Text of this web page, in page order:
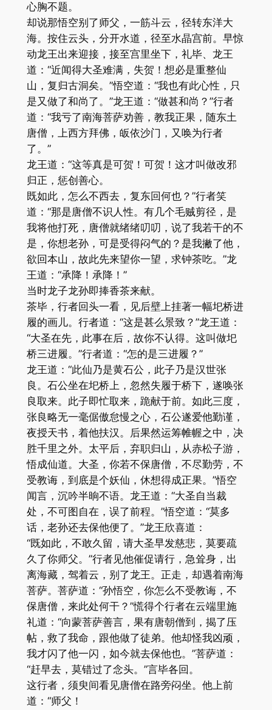
心胸不题。
却说那悟空别了师父，一筋斗云，径转东洋大
海。按住云头，分开水道，径至水晶宫前。早惊
动龙王出来迎接，接至宫里坐下，礼毕、龙王
道：“近闻得大圣难满，失贺！想必是重整仙
山，复归古洞矣。”悟空道：“我也有此心性，只
是又做了和尚了。”龙王道：“做甚和尚？”行者
道：“我亏了南海菩萨劝善，教我正果，随东土
唐僧，上西方拜佛，皈依沙门，又唤为行者
了。”
龙王道：“这等真是可贺！可贺！这才叫做改邪
归正，惩创善心。
既如此，怎么不西去，复东回何也？”行者笑
道：“那是唐僧不识人性。有几个毛贼剪径，是
我将他打死，唐僧就绪绪叨叨，说了我若干的不
是，你想老孙，可是受得闷气的？是我撇了他，
欲回本山，故此先来望你一望，求钟茶吃。”龙
王道：“承降！承降！”
当时龙子龙孙即捧香茶来献。
茶毕，行者回头一看，见后壁上挂著一幅圯桥进
履的画儿。行者道：“这是甚么景致？”龙王道：
“大圣在先，此事在后，故你不认得。这叫做圯
桥三进履。”行者道：“怎的是三进履？”
龙王道：“此仙乃是黄石公，此子乃是汉世张
良。石公坐在圯桥上，忽然失履于桥下，遂唤张
良取来。此子即忙取来，跪献于前。如此三度，
张良略无一毫倨傲怠慢之心，石公遂爱他勤谨，
夜授天书，着他扶汉。后果然运筹帷幄之中，决
胜千里之外。太平后，弃职归山，从赤松子游，
悟成仙道。大圣，你若不保唐僧，不尽勤劳，不
受教诲，到底是个妖仙，休想得成正果。”悟空
闻言，沉吟半晌不语。龙王道：“大圣自当裁
处，不可图自在，误了前程。”悟空道：“莫多
话，老孙还去保他便了。”龙王欣喜道：
“既如此，不敢久留，请大圣早发慈悲，莫要疏
久了你师父。”行者见他催促请行，急耸身，出
离海藏，驾着云，别了龙王。正走，却遇着南海
菩萨。菩萨道：“孙悟空，你怎么不受教诲，不
保唐僧，来此处何干？”慌得个行者在云端里施
礼道：“向蒙菩萨善言，果有唐朝僧到，揭了压
帖，救了我命，跟他做了徒弟。他却怪我凶顽，
我才闪了他一闪，如今就去保他也。”菩萨道：
“赶早去，莫错过了念头。”言毕各回。
这行者，须臾间看见唐僧在路旁闷坐。他上前
道：“师父！